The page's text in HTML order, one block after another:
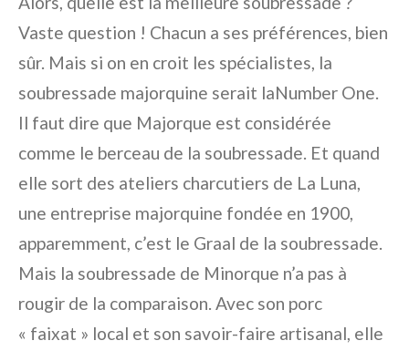
Vaste question ! Chacun a ses préférences, bien
sûr. Mais si on en croit les spécialistes, la
soubressade majorquine serait laNumber One.
Il faut dire que Majorque est considérée
comme le berceau de la soubressade. Et quand
elle sort des ateliers charcutiers de La Luna,
une entreprise majorquine fondée en 1900,
apparemment, c’est le Graal de la soubressade.
Mais la soubressade de Minorque n’a pas à
rougir de la comparaison. Avec son porc
« faixat » local et son savoir-faire artisanal, elle